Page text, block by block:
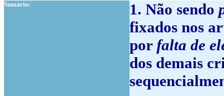
Sumário: 1. Não sendo
fixados nos
por falta de
dos demais